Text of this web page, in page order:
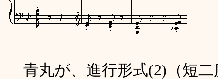
青丸が、進行形式(2)（短